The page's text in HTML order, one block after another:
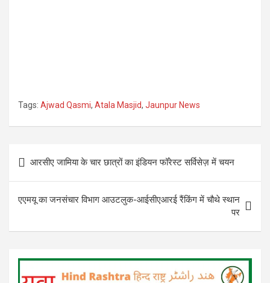
Tags: Ajwad Qasmi, Atala Masjid, Jaunpur News
navigation
आरसीए जामिया के चार छात्रों का इंडियन फॉरेस्ट सर्विसेज़ में चयन
एएमयू का जनसंचार विभाग आउटलुक-आईसीएआरई रैंकिंग में चौथे स्थान
पर